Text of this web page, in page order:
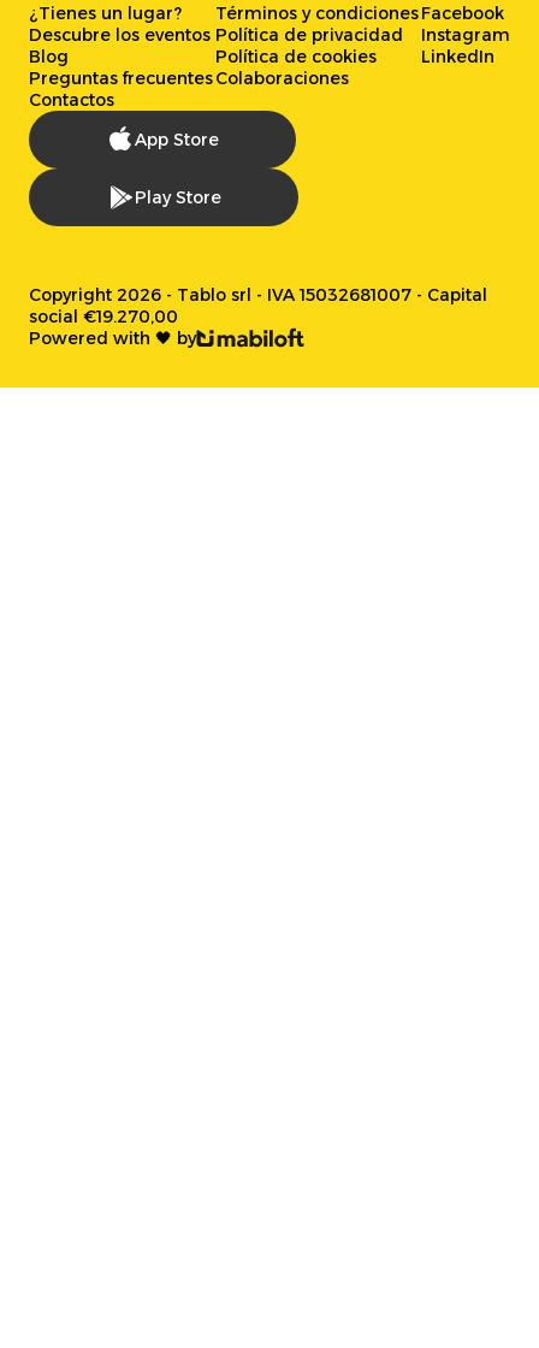
¿Tienes un lugar?
Descubre los eventos
Blog
Preguntas frecuentes
Contactos
Términos y condiciones
Política de privacidad
Política de cookies
Colaboraciones
Facebook
Instagram
LinkedIn
App Store
Play Store
Copyright 2026 - Tablo srl - IVA 15032681007 - Capital
social €19.270,00
Powered with 🖤 by